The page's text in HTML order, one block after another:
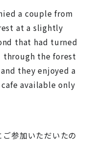
a couple from
at a slightly
that had turned
through the forest
they enjoyed a
available only
参加いただいたの